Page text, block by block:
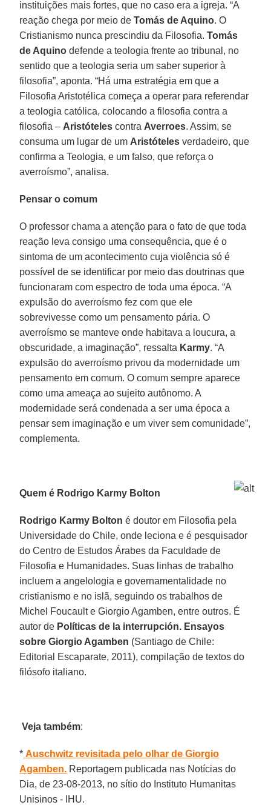
instituições mais fortes, que no caso era a igreja. “A
reação chega por meio deTomás de Aquino. O
Cristianismo nunca prescindiu da Filosofia.Tomás
de Aquino defende a teologia frente ao tribunal, no
sentido que a teologia seria um saber superior à
filosofia”, aponta. “Há uma estratégia em que a
Filosofia Aristotélica começa a operar para referendar
a teologia católica, colocando a filosofia contra a
filosofia – Aristóteles contra Averroes. Assim, se
consuma um lugar de um Aristóteles verdadeiro, que
confirma a Teologia, e um falso, que reforça o
averroísmo”, analisa.
Pensar o comum
O professor chama a atenção para o fato de que toda
reação leva consigo uma consequência, que é o
sintoma de um acontecimento cuja violência só é
possível de se identificar por meio das doutrinas que
funcionaram com espectro de toda uma época. “A
expulsão do averroísmo fez com que ele
sobrevivesse como um pensamento pária. O
averroísmo se manteve onde habitava a loucura, a
obscuridade, a imaginação”, ressalta Karmy. “A
expulsão do averroísmo privou da modernidade um
pensamento em comum. O comum sempre aparece
como uma ameaça ao sujeito autônomo. A
modernidade será condenada a ser uma época a
pensar sem imaginação e um viver sem comunidade”,
complementa.
Quem é Rodrigo Karmy Bolton
Rodrigo Karmy Bolton é doutor em Filosofia pela
Universidade do Chile, onde leciona e é pesquisador
do Centro de Estudos Árabes da Faculdade de
Filosofia e Humanidades. Suas linhas de trabalho
incluem a angelologia e governamentalidade no
cristianismo e no islã, seguindo os trabalhos de
Michel Foucault e Giorgio Agamben, entre outros. É
autor de Políticas de la interrupción. Ensayos
sobre Giorgio Agamben (Santiago de Chile:
Editorial Escaparate, 2011), compilação de textos do
filósofo italiano.
Veja também:
* Auschwitz revisitada pelo olhar de Giorgio
Agamben. Reportagem publicada nas Notícias do
Dia, de 23-08-2013, no sítio do Instituto Humanitas
Unisinos - IHU.